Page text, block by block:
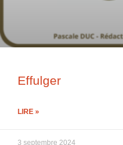
Effulger
LIRE »
3 septembre 2024